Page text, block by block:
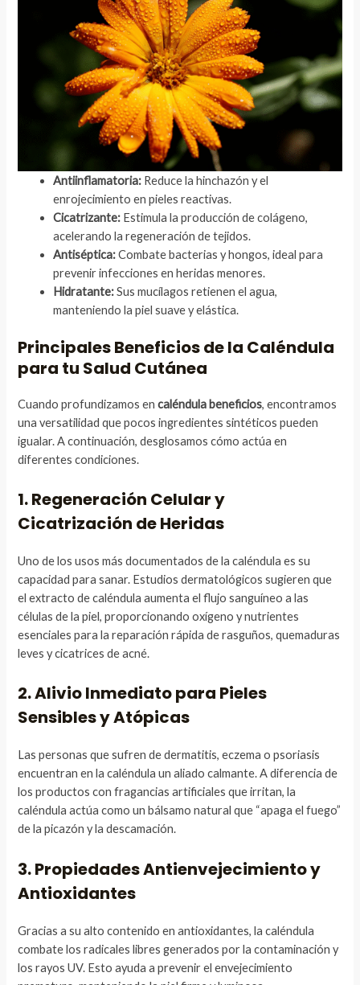
Antiinflamatoria: Reduce la hinchazón y el
enrojecimiento en pieles reactivas.
Cicatrizante: Estimula la producción de colágeno,
acelerando la regeneración de tejidos.
Antiséptica:Combate bacterias y hongos, ideal para
prevenir infecciones en heridas menores.
Hidratante:Sus mucílagos retienen el agua,
manteniendo la piel suave y elástica.
Principales Beneficios de la Caléndula
para tu Salud Cutánea
Cuando profundizamos encaléndula beneficios, encontramos
una versatilidad que pocos ingredientes sintéticos pueden
igualar. A continuación, desglosamos cómo actúa en
diferentes condiciones.
1. Regeneración Celular y
Cicatrización de Heridas
Uno de los usos más documentados de la caléndula es su
capacidad para sanar. Estudios dermatológicos sugieren que
el extracto de caléndula aumenta el flujo sanguíneo a las
células de la piel, proporcionando oxígeno y nutrientes
esenciales para la reparación rápida de rasguños, quemaduras
leves y cicatrices de acné.
2. Alivio Inmediato para Pieles
Sensibles y Atópicas
Las personas que sufren de dermatitis, eczema o psoriasis
encuentran en la caléndula un aliado calmante. A diferencia de
los productos con fragancias artificiales que irritan, la
caléndula actúa como un bálsamo natural que “apaga el fuego”
de la picazón y la descamación.
3. Propiedades Antienvejecimiento y
Antioxidantes
Gracias a su alto contenido en antioxidantes, la caléndula
combate los radicales libres generados por la contaminación y
los rayos UV. Esto ayuda a prevenir el envejecimiento